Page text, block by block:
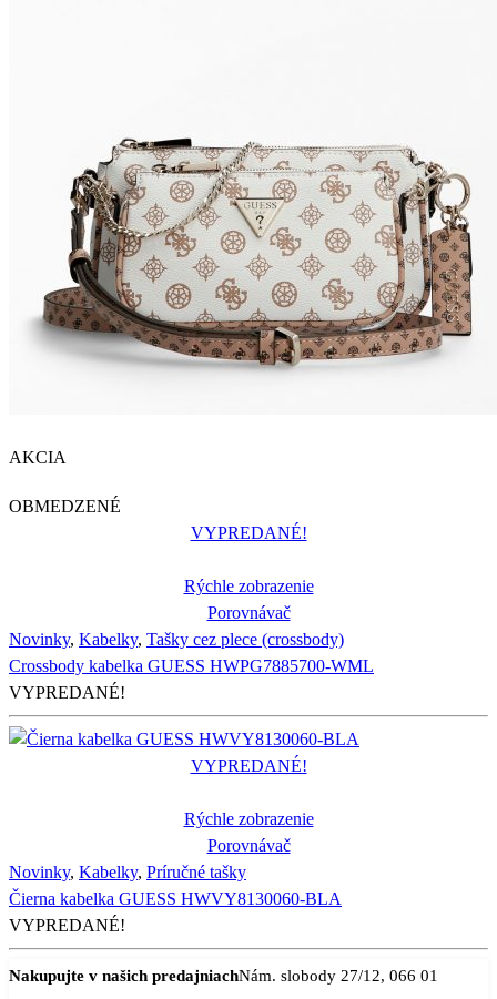
AKCIA
OBMEDZENÉ
VYPREDANÉ!
Rýchle zobrazenie
Porovnávač
Novinky, Kabelky, Tašky cez plece (crossbody)
Crossbody kabelka GUESS HWPG7885700-WML
VYPREDANÉ!
VYPREDANÉ!
Rýchle zobrazenie
Porovnávač
Novinky, Kabelky, Príručné tašky
Čierna kabelka GUESS HWVY8130060-BLA
VYPREDANÉ!
Nakupujte v našich predajniachNám. slobody 27/12, 066 01